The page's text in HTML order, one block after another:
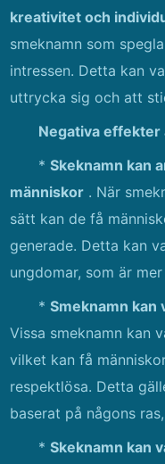
kreativitet och
smeknamn som
intressen. Detta kan
uttrycka sig och att
Negativa effekter
*Skeknamn kan
människor . När
sätt kan de få
generade. Detta kan
ungdomar, som är
*Smeknamn kan
Vissa smeknamn kan
vilket kan få
respektlösa. Detta
baserat på någons
*Skeknamn kan